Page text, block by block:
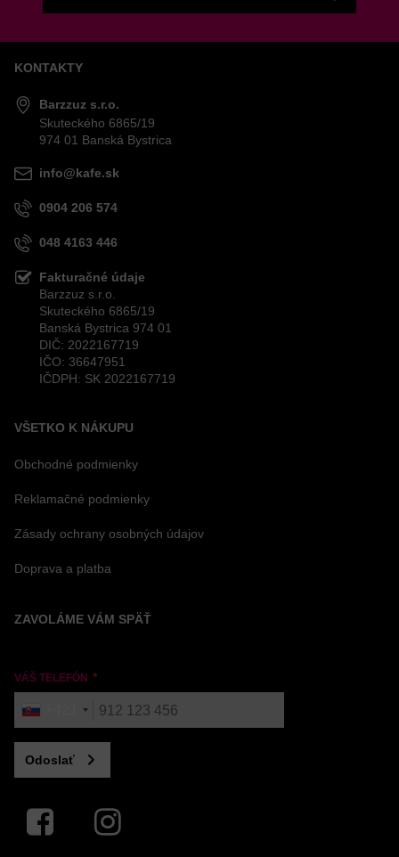
Odoslať
KONTAKTY
Barzzuz s.r.o.
Skuteckého 6865/19
974 01 Banská Bystrica
info@kafe.sk
0904 206 574
048 4163 446
Fakturačné údaje
Barzzuz s.r.o.
Skuteckého 6865/19
Banská Bystrica 974 01
DIČ: 2022167719
IČO: 36647951
IČDPH: SK 2022167719
VŠETKO K NÁKUPU
Obchodné podmienky
Reklamačné podmienky
Zásady ochrany osobných údajov
Doprava a platba
ZAVOLÁME VÁM SPÄŤ
VÁŠ TELEFÓN
Odoslať
Facebook Instagram